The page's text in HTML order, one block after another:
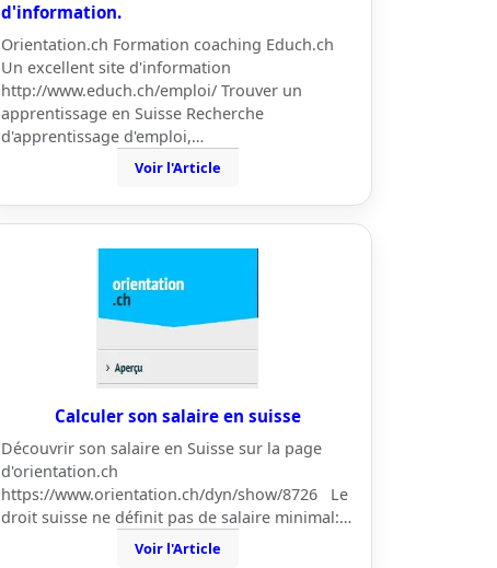
d'information.
Orientation.ch Formation coaching Educh.ch
Un excellent site d'information
http://www.educh.ch/emploi/ Trouver un
apprentissage en Suisse Recherche
d'apprentissage d'emploi,…
Voir l'Article
Calculer son salaire en suisse
Découvrir son salaire en Suisse sur la page
d'orientation.ch
https://www.orientation.ch/dyn/show/8726 Le
droit suisse ne définit pas de salaire minimal:…
Voir l'Article